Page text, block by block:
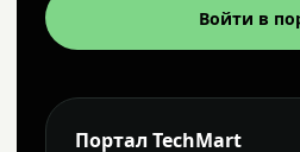
Войти в
Портал TechMart